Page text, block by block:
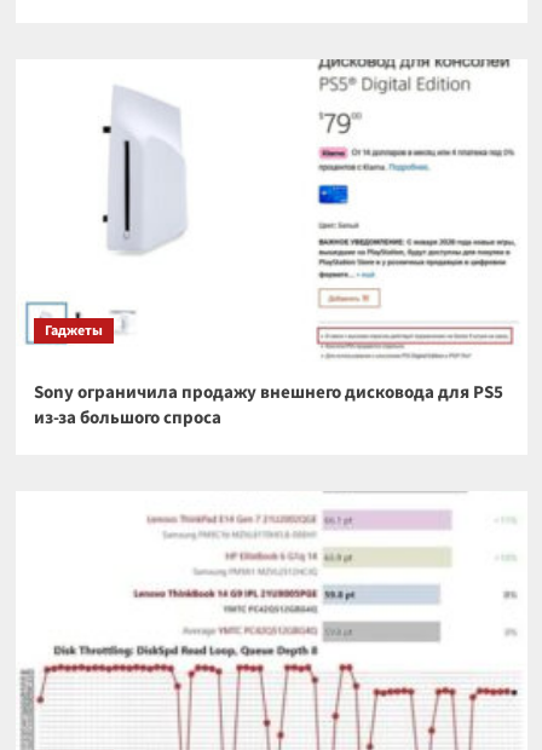
Гаджеты
Sony ограничила продажу внешнего дисковода для PS5
из-за большого спроса